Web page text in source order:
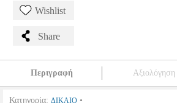
Wishlist
Share
Περιγραφή Αξιολόγηση
Κατηγορία: ΔΙΚΑΙΟ •